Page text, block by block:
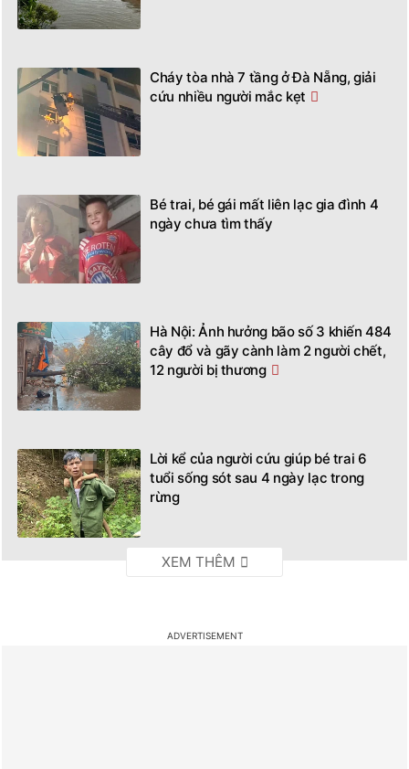
Cháy tòa nhà 7 tầng ở Đà Nẵng, giải
cứu nhiều người mắc kẹt
Bé trai, bé gái mất liên lạc gia đình 4
ngày chưa tìm thấy
Hà Nội: Ảnh hưởng bão số 3 khiến 484
cây đổ và gãy cành làm 2 người chết,
12 người bị thương
Lời kể của người cứu giúp bé trai 6
tuổi sống sót sau 4 ngày lạc trong
rừng